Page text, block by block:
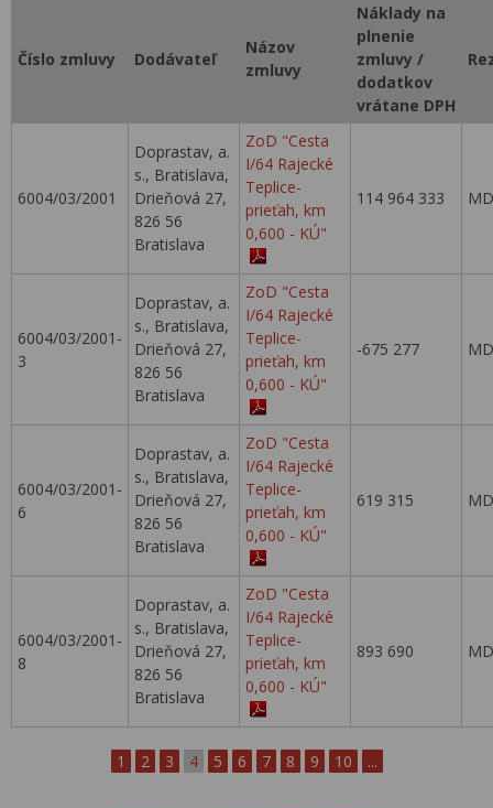
Číslo zmluvy Dodávateľ
Názov
zmluvy
Náklady na
plnenie
zmluvy /
dodatkov
vrátane DPH
6004/03/2001
Doprastav, a.
s., Bratislava,
Drieňová 27,
826 56
Bratislava
ZoD "Cesta
I/64 Rajecké
Teplice-
prieťah, km
0,600 - KÚ"
114 964 333
6004/03/2001-
3
Doprastav, a.
s., Bratislava,
Drieňová 27,
826 56
Bratislava
ZoD "Cesta
I/64 Rajecké
Teplice-
prieťah, km
0,600 - KÚ"
-675 277
6004/03/2001-
6
Doprastav, a.
s., Bratislava,
Drieňová 27,
826 56
Bratislava
ZoD "Cesta
I/64 Rajecké
Teplice-
prieťah, km
0,600 - KÚ"
619 315
6004/03/2001-
8
Doprastav, a.
s., Bratislava,
Drieňová 27,
826 56
Bratislava
ZoD "Cesta
I/64 Rajecké
Teplice-
prieťah, km
0,600 - KÚ"
893 690
1 2 3 4 5 6 7 8 9 10 ...